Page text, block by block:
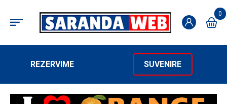
0
REZERVIME SUVENIRE